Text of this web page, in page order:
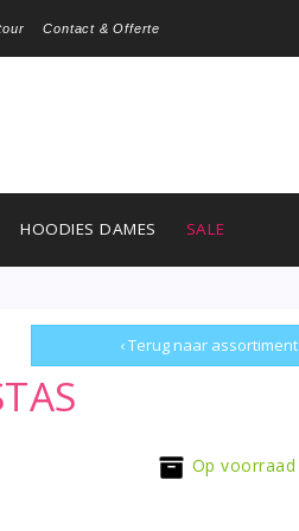
Contact & Offerte
HOODIES DAMES SALE
‹ Terug naar assortiment
Op voorraad